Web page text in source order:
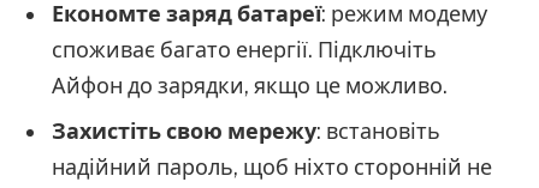
Економте заряд батареї: режим модему
споживає багато енергії. Підключіть
Айфон до зарядки, якщо це можливо.
Захистіть свою мережу: встановіть
надійний пароль, щоб ніхто сторонній не